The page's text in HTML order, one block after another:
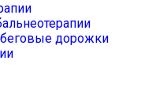
дорожки